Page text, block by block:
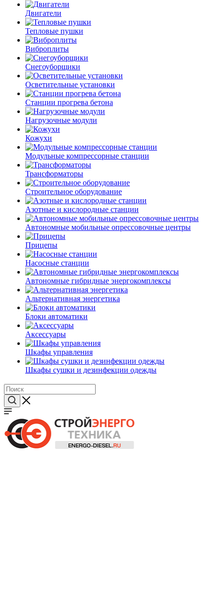
Двигатели
Тепловые пушки
Виброплиты
Снегоуборщики
Осветительные установки
Станции прогрева бетона
Нагрузочные модули
Кожухи
Модульные компрессорные станции
Трансформаторы
Строительное оборудование
Азотные и кислородные станции
Автономные мобильные опрессовочные центры
Прицепы
Насосные станции
Автономные гибридные энергокомплексы
Альтернативная энергетика
Блоки автоматики
Аксессуары
Шкафы управления
Шкафы сушки и дезинфекции одежды